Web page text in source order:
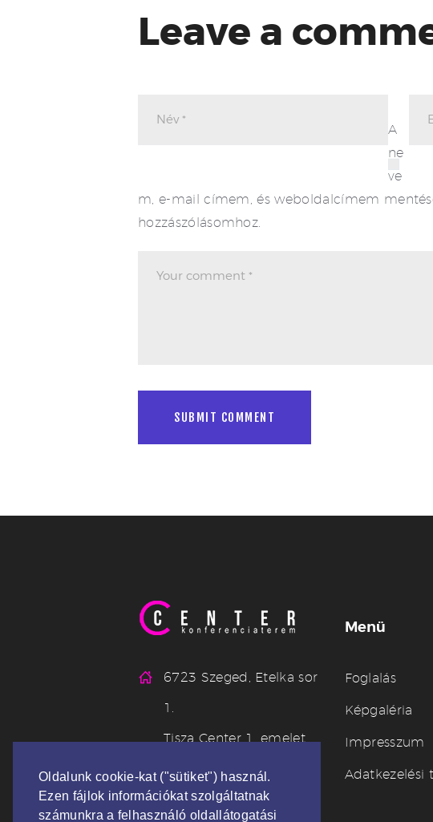
Oldalunk cookie-kat ("sütiket") használ.
Ezen fájlok információkat szolgáltatnak
számunkra a felhasználó oldallátogatási
Leave a
A
ne
ve
m, e-mail címem, és weboldalcímem
hozzászólásomhoz.
6723 Szeged, Etelka sor
1.
Tisza Center 1. emelet
info@centerkonferencia
terem.hu
Menü
Foglalás
Képgaléria
Impresszum
Adatkezelési